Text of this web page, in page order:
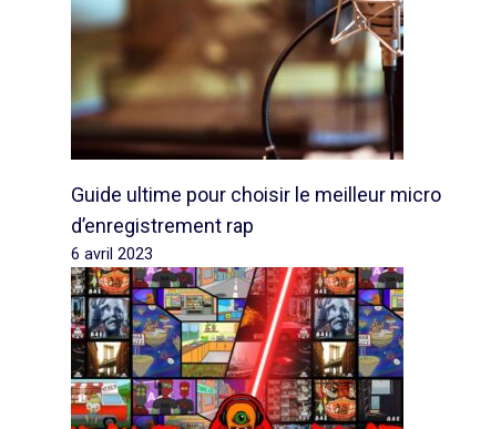
Guide ultime pour choisir le meilleur micro
d’enregistrement rap
6 avril 2023